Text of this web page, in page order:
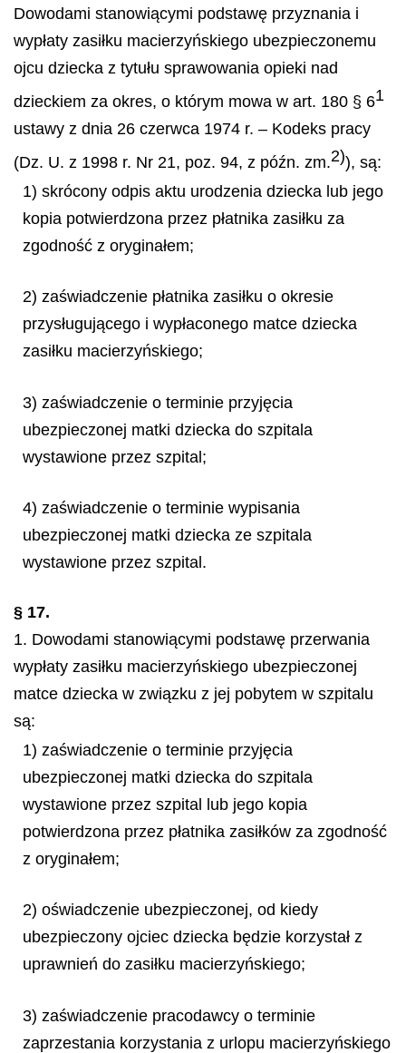
Dowodami stanowiącymi podstawę przyznania i
wypłaty zasiłku macierzyńskiego ubezpieczonemu
ojcu dziecka z tytułu sprawowania opieki nad
dzieckiem za okres, o którym mowa w art. 180 § 61
ustawy z dnia 26 czerwca 1974 r. – Kodeks pracy
(Dz. U. z 1998 r. Nr 21, poz. 94, z późn. zm.2)), są:
1) skrócony odpis aktu urodzenia dziecka lub jego
kopia potwierdzona przez płatnika zasiłku za
zgodność z oryginałem;
2) zaświadczenie płatnika zasiłku o okresie
przysługującego i wypłaconego matce dziecka
zasiłku macierzyńskiego;
3) zaświadczenie o terminie przyjęcia
ubezpieczonej matki dziecka do szpitala
wystawione przez szpital;
4) zaświadczenie o terminie wypisania
ubezpieczonej matki dziecka ze szpitala
wystawione przez szpital.
§ 17.
1. Dowodami stanowiącymi podstawę przerwania
wypłaty zasiłku macierzyńskiego ubezpieczonej
matce dziecka w związku z jej pobytem w szpitalu
są:
1) zaświadczenie o terminie przyjęcia
ubezpieczonej matki dziecka do szpitala
wystawione przez szpital lub jego kopia
potwierdzona przez płatnika zasiłków za zgodność
z oryginałem;
2) oświadczenie ubezpieczonej, od kiedy
ubezpieczony ojciec dziecka będzie korzystał z
uprawnień do zasiłku macierzyńskiego;
3) zaświadczenie pracodawcy o terminie
zaprzestania korzystania z urlopu macierzyńskiego